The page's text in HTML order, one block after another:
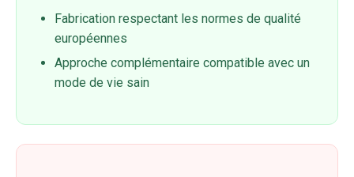
Fabrication respectant les normes de qualité
européennes
Approche complémentaire compatible avec un
mode de vie sain